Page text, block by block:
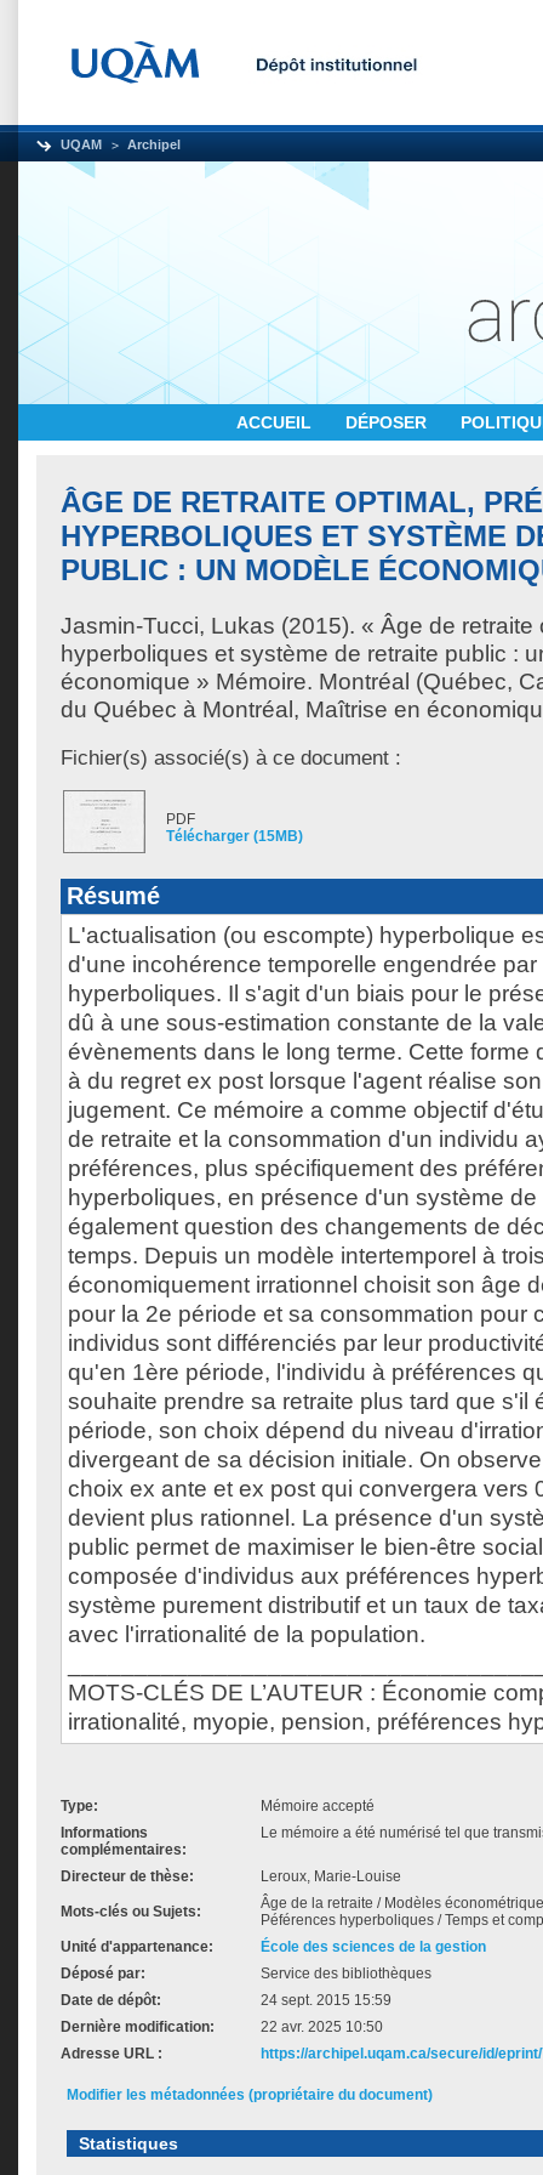
UQAM Archipel
ACCUEIL DÉPOSER
ÂGE DE RETRAITE OPTIMAL,
HYPERBOLIQUES ET SYSTÈME
PUBLIC : UN MODÈLE
Jasmin-Tucci, Lukas (2015). « Âge de
hyperboliques et système de retraite public :
économique » Mémoire. Montréal (Québec,
du Québec à Montréal, Maîtrise en
Fichier(s) associé(s) à ce document :
PDF
Télécharger (15MB)
Résumé
L'actualisation (ou escompte) hyperbolique
d'une incohérence temporelle engendrée
hyperboliques. Il s'agit d'un biais pour le
dû à une sous-estimation constante de la
évènements dans le long terme. Cette forme
à du regret ex post lorsque l'agent réalise
jugement. Ce mémoire a comme objectif
de retraite et la consommation d'un individu
préférences, plus spécifiquement des
hyperboliques, en présence d'un système
également question des changements de
temps. Depuis un modèle intertemporel à
économiquement irrationnel choisit son âge
pour la 2e période et sa consommation pour
individus sont différenciés par leur
qu'en 1ère période, l'individu à préférences
souhaite prendre sa retraite plus tard que s'il
période, son choix dépend du niveau
divergeant de sa décision initiale. On
choix ex ante et ex post qui convergera vers
devient plus rationnel. La présence d'un
public permet de maximiser le bien-être
composée d'individus aux préférences
système purement distributif et un taux de
avec l'irrationalité de la population.
MOTS-CLÉS DE L’AUTEUR : Économie
irrationalité, myopie, pension, préférences
Type:
Mémoire accepté
Informations
complémentaires:
Le mémoire a été numérisé tel que
Directeur de thèse: Leroux, Marie-Louise
Mots-clés ou Sujets:
Âge de la retraite / Modèles
Péférences hyperboliques / Temps et
Unité d'appartenance:
École des sciences de la gestion
Déposé par:
Service des bibliothèques
Date de dépôt:
24 sept. 2015 15:59
Dernière modification:
22 avr. 2025 10:50
Adresse URL :
https://archipel.uqam.ca/secure/id/
Modifier les métadonnées (propriétaire du document)
Statistiques